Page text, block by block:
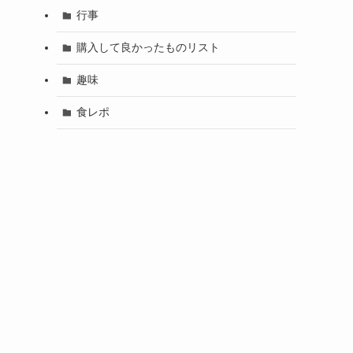
行事
購入して良かったものリスト
趣味
食レポ